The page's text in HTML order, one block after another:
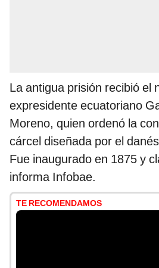
La antigua prisión recibió el
expresidente ecuatoriano
Moreno, quien ordenó la
cárcel diseñada por el
Fue inaugurado en 1875 y
informa Infobae.
TE RECOMENDAMOS